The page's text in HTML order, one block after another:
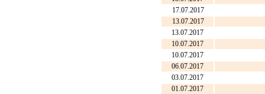
17.07.2017
13.07.2017
13.07.2017
10.07.2017
10.07.2017
06.07.2017
03.07.2017
01.07.2017